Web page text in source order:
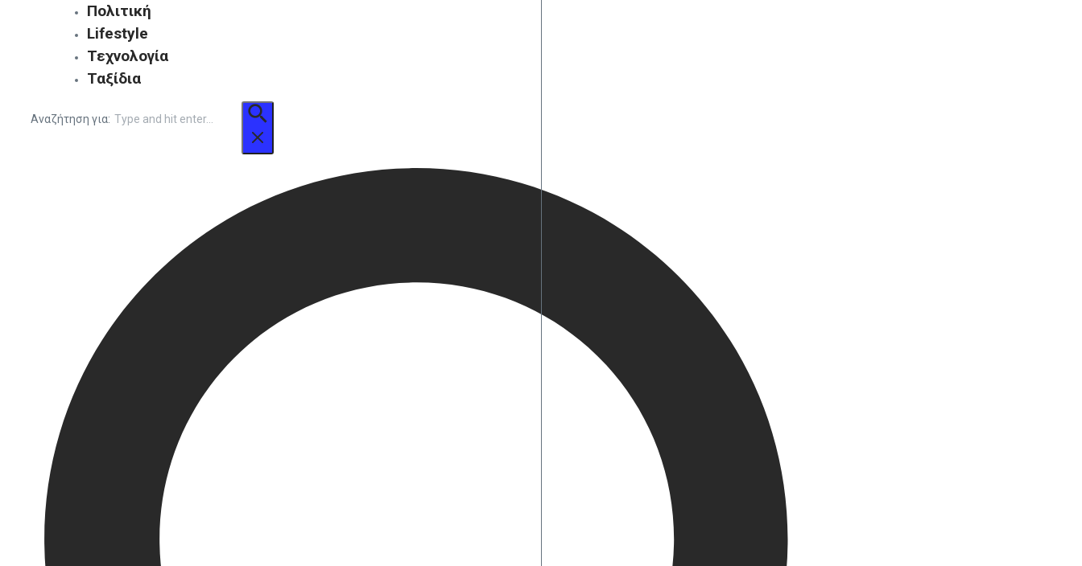
Πολιτική
Lifestyle
Τεχνολογία
Ταξίδια
Αναζήτηση για: